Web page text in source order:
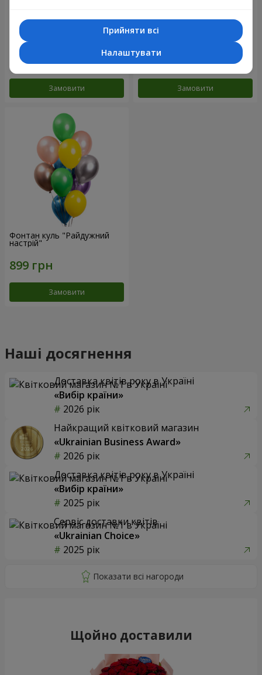
Фонтан куль "Небо"
Замовити
Фонтан куль "Рожеве
Замовити
Фонтан куль "Райдужний
настрій"
Замовити
Наші досягнення
Доставка квітів року в Україні
«Вибір країни»
2026 рік
Найкращий квітковий магазин
«Ukrainian Business Award»
2026 рік
Доставка квітів року в Україні
«Вибір країни»
2025 рік
Сервіс доставки квітів
«Ukrainian Choice»
2025 рік
Щойно доставили
Прийняти всі
Налаштувати